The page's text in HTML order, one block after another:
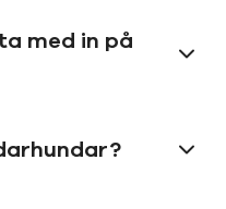
med in på